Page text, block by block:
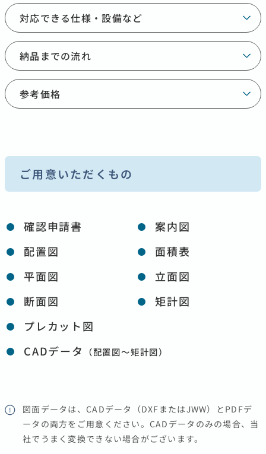
対応できる仕様・設備など
納品までの流れ
参考価格
ご用意いただくもの
確認申請書
案内図
配置図
面積表
平面図
立面図
断面図
矩計図
プレカット図
CADデータ
（配置図〜矩計図）
図面データは、CADデータ（DXFまたはJWW）とPDFデ
ータの両方をご用意ください。CADデータのみの場合、当
社でうまく変換できない場合がございます。